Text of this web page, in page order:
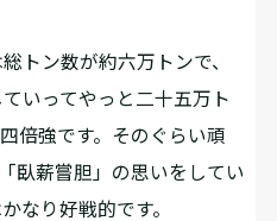
トン数が約六万トンで、
いってやっと二十五万ト
倍強です。そのぐらい頑
臥薪嘗胆」の思いをしてい
なり好戦的です。